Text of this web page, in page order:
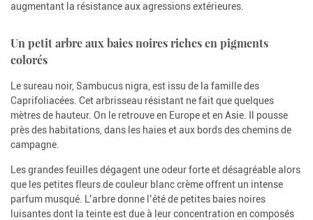
augmentant la résistance aux agressions extérieures.
Un petit arbre aux baies noires riches en pigments
colorés
Le sureau noir, Sambucus nigra, est issu de la famille des
Caprifoliacées. Cet arbrisseau résistant ne fait que quelques
mètres de hauteur. On le retrouve en Europe et en Asie. Il pousse
près des habitations, dans les haies et aux bords des chemins de
campagne.
Les grandes feuilles dégagent une odeur forte et désagréable alors
que les petites fleurs de couleur blanc crème offrent un intense
parfum musqué. L’arbre donne l’été de petites baies noires
luisantes dont la teinte est due à leur concentration en composés